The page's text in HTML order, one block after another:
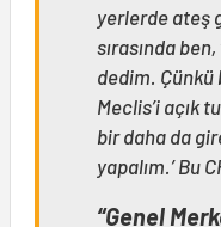
yerlerde ateş
sırasında
dedim. Çünkü
Meclis’i açık
bir daha da
yapalım.’ Bu
“Genel